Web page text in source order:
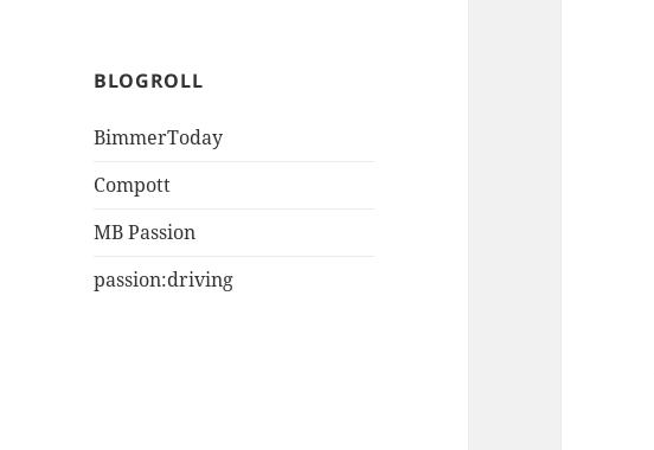
BLOGROLL
BimmerToday
Compott
MB Passion
passion:driving